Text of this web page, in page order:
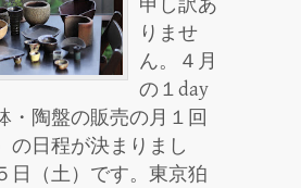
申し訳あ
りませ
ん。４月
の１day
・陶盤の販売の月１回
の日程が決まりまし
日（土）です。東京狛